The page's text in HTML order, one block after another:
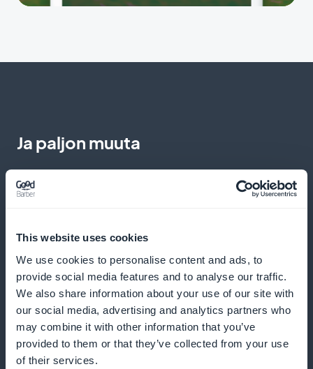
This website uses cookies
We use cookies to personalise content and ads, to
provide social media features and to analyse our traffic.
We also share information about your use of our site with
our social media, advertising and analytics partners who
may combine it with other information that you’ve
provided to them or that they’ve collected from your use
of their services.
Ja paljon muuta
Yksityiskohtaiset tilastot
Analysoi tilaajiesi käyttäytymistä tarkasti